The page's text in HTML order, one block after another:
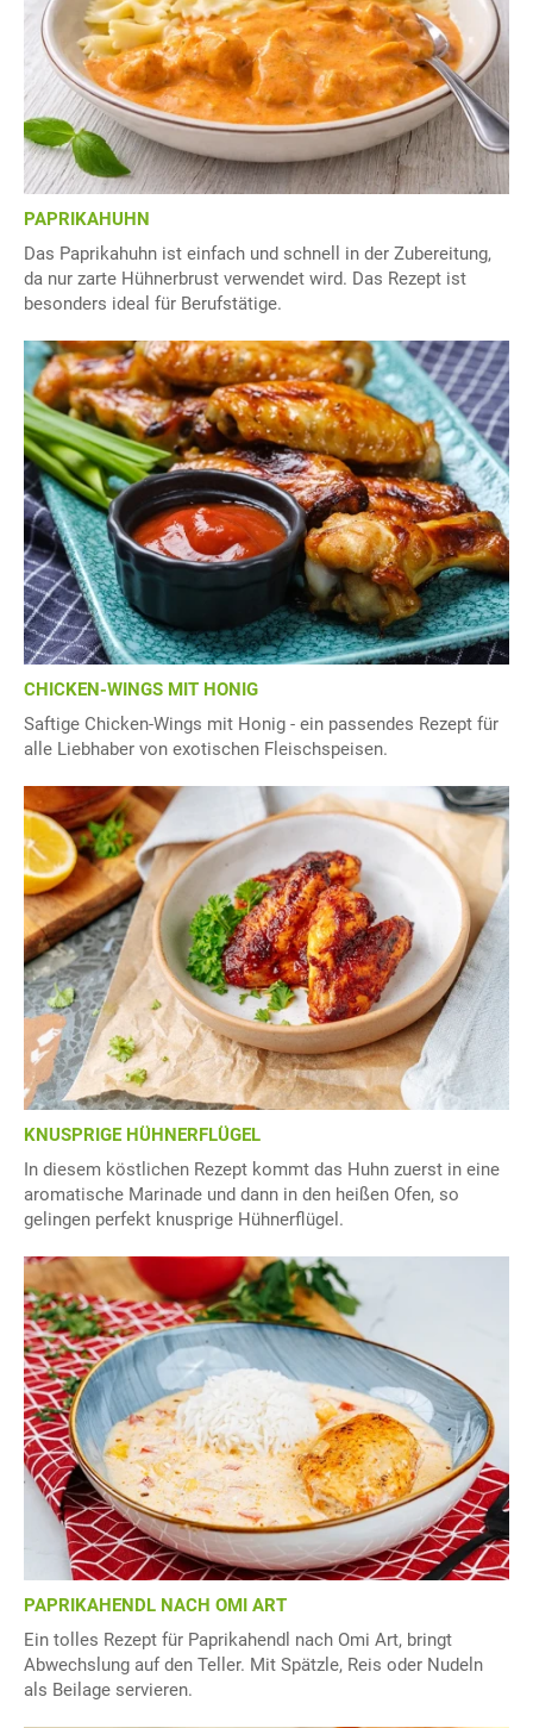
PAPRIKAHUHN
Das Paprikahuhn ist einfach und schnell in der Zubereitung,
da nur zarte Hühnerbrust verwendet wird. Das Rezept ist
besonders ideal für Berufstätige.
CHICKEN-WINGS MIT HONIG
Saftige Chicken-Wings mit Honig - ein passendes Rezept für
alle Liebhaber von exotischen Fleischspeisen.
KNUSPRIGE HÜHNERFLÜGEL
In diesem köstlichen Rezept kommt das Huhn zuerst in eine
aromatische Marinade und dann in den heißen Ofen, so
gelingen perfekt knusprige Hühnerflügel.
PAPRIKAHENDL NACH OMI ART
Ein tolles Rezept für Paprikahendl nach Omi Art, bringt
Abwechslung auf den Teller. Mit Spätzle, Reis oder Nudeln
als Beilage servieren.